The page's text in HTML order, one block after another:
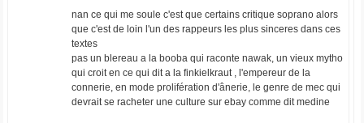
nan ce qui me soule c'est que certains critique soprano alors
que c'est de loin l'un des rappeurs les plus sinceres dans ces
textes
pas un blereau a la booba qui raconte nawak, un vieux mytho
qui croit en ce qui dit a la finkielkraut , l'empereur de la
connerie, en mode prolifération d'ânerie, le genre de mec qui
devrait se racheter une culture sur ebay comme dit medine